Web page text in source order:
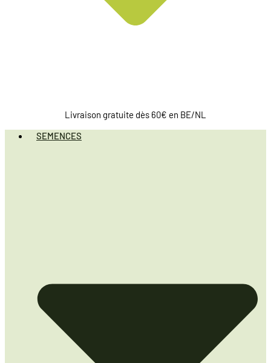
Livraison gratuite dès 60€ en BE/NL
SEMENCES